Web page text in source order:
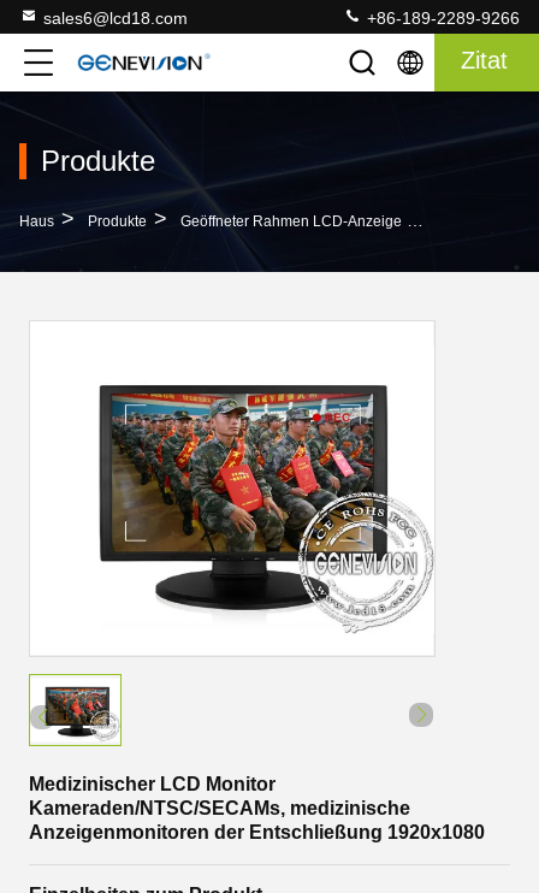
sales6@lcd18.com +86-189-2289-9266
Zitat
Produkte
Haus > Produkte > Geöffneter Rahmen LCD-Anzeige >
Medizinischer LCD Monitor
Kameraden/NTSC/SECAMs, medizinische
Anzeigenmonitoren der Entschließung 1920x1080